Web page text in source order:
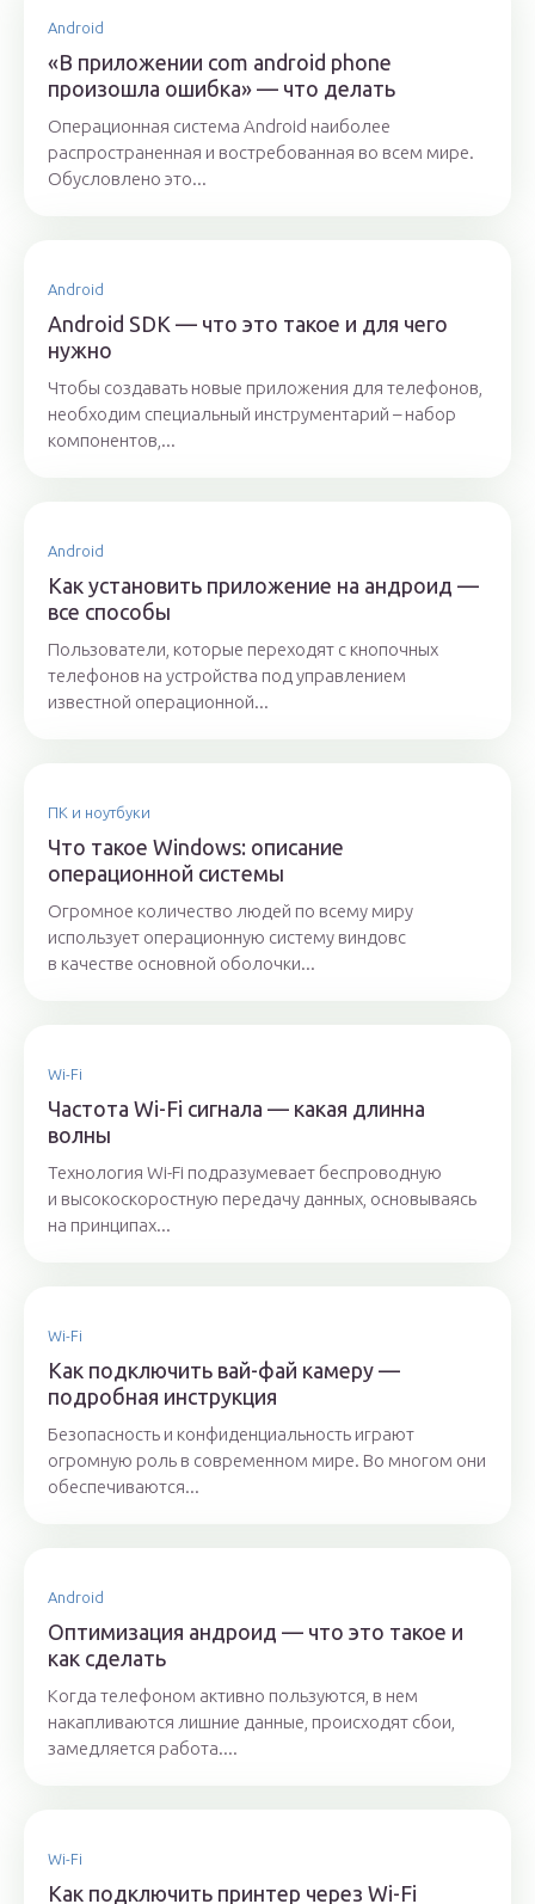
Android
«В приложении com android phone
произошла ошибка» — что делать
Операционная система Android наиболее
распространенная и востребованная во всем мире.
Обусловлено это...
Android
Android SDK — что это такое и для чего
нужно
Чтобы создавать новые приложения для телефонов,
необходим специальный инструментарий – набор
компонентов,...
Android
Как установить приложение на андроид —
все способы
Пользователи, которые переходят с кнопочных
телефонов на устройства под управлением
известной операционной...
ПК и ноутбуки
Что такое Windows: описание
операционной системы
Огромное количество людей по всему миру
использует операционную систему виндовс
в качестве основной оболочки...
Wi-Fi
Частота Wi-Fi сигнала — какая длинна
волны
Технология Wi-Fi подразумевает беспроводную
и высокоскоростную передачу данных, основываясь
на принципах...
Wi-Fi
Как подключить вай-фай камеру —
подробная инструкция
Безопасность и конфиденциальность играют
огромную роль в современном мире. Во многом они
обеспечиваются...
Android
Оптимизация андроид — что это такое и
как сделать
Когда телефоном активно пользуются, в нем
накапливаются лишние данные, происходят сбои,
замедляется работа....
Wi-Fi
Как подключить принтер через Wi-Fi